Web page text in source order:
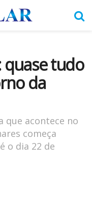
quase tudo
da
que acontece no
começa
o dia 22 de